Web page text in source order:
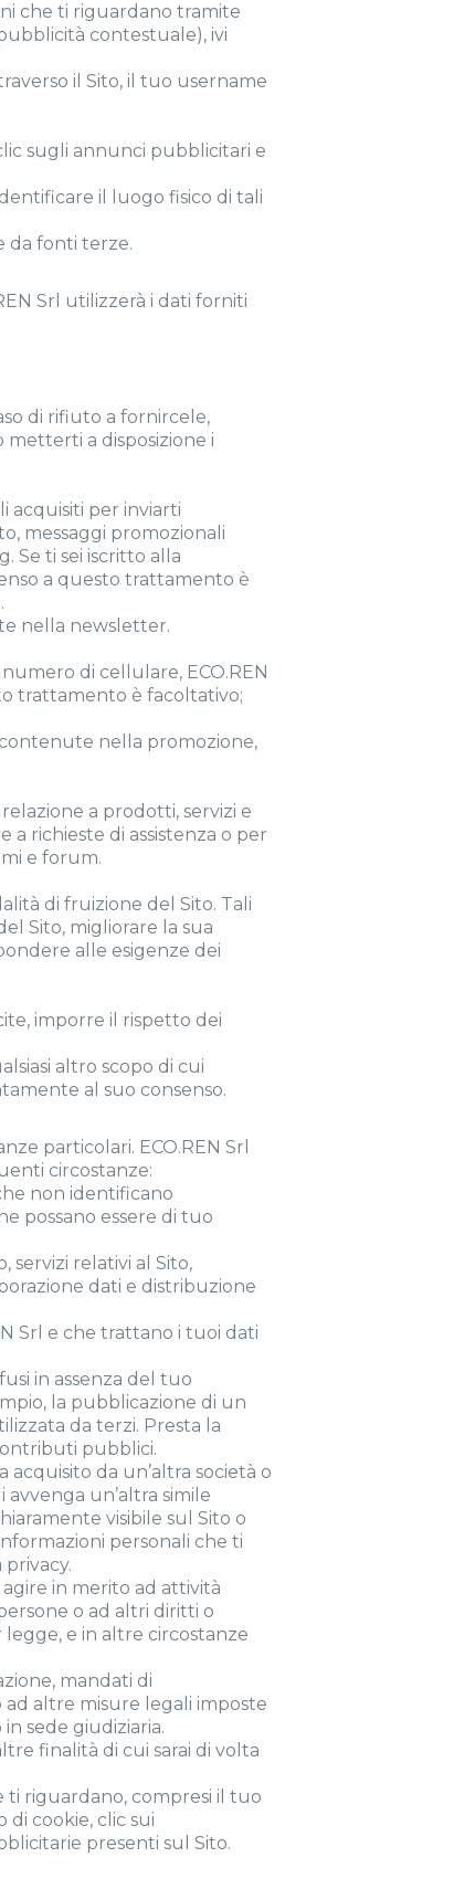
che ti riguardano tramite
contestuale), ivi
il Sito, il tuo username
sugli annunci pubblicitari e
il luogo fisico di tali
da fonti terze.
Srl utilizzerà i dati forniti
di rifiuto a fornircele,
metterti a disposizione i
acquisiti per inviarti
messaggi promozionali
Se ti sei iscritto alla
a questo trattamento è
nella newsletter.
di cellulare, ECO.REN
trattamento è facoltativo;
nella promozione,
a prodotti, servizi e
richieste di assistenza o per
e forum.
di fruizione del Sito. Tali
Sito, migliorare la sua
alle esigenze dei
imporre il rispetto dei
altro scopo di cui
al suo consenso.
particolari. ECO.REN Srl
circostanze:
non identificano
possano essere di tuo
servizi relativi al Sito,
dati e distribuzione
Srl e che trattano i tuoi dati
in assenza del tuo
la pubblicazione di un
da terzi. Presta la
pubblici.
acquisito da un’altra società o
avvenga un’altra simile
visibile sul Sito o
personali che ti
in merito ad attività
o ad altri diritti o
legge, e in altre circostanze
mandati di
altre misure legali imposte
sede giudiziaria.
finalità di cui sarai di volta
ti riguardano, compresi il tuo
di cookie, clic sui
presenti sul Sito.